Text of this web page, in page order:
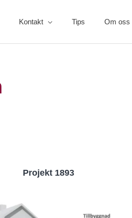
Kontakt Tips Om oss
Projekt 1893